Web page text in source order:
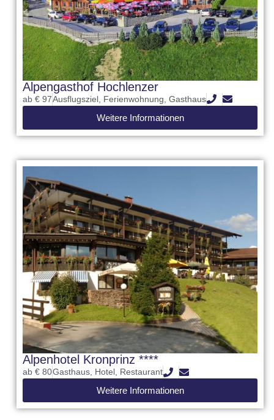
Alpengasthof Hochlenzer
ab € 97Ausflugsziel Ferienwohnung ,Gasthaus
Weitere Informationen
Alpenhotel Kronprinz ****
ab € 80Gasthaus, Hotel, Restaurant
Weitere Informationen